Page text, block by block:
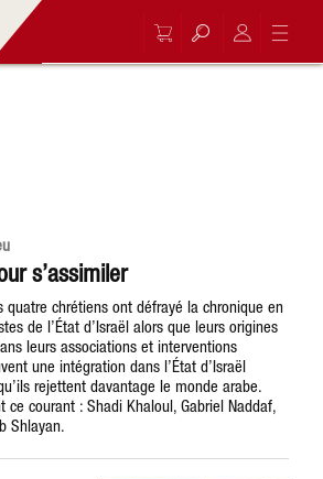
s’assimiler
quatre chrétiens ont défrayé la chronique en
de l’État d’Israël alors que leurs origines
leurs associations et interventions
une intégration dans l’État d’Israël
rejettent davantage le monde arabe.
ce courant : Shadi Khaloul, Gabriel Naddaf,
Shlayan.